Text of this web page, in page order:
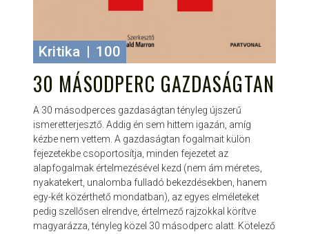
Kritika | 100
30 MÁSODPERC GAZDASÁGTAN
A 30 másodperces gazdaságtan tényleg újszerű
ismeretterjesztő. Addig én sem hittem igazán, amíg
kézbe nem vettem. A gazdaságtan fogalmait külön
fejezetekbe csoportosítja, minden fejezetet az
alapfogalmak értelmezésével kezd (nem ám méretes,
nyakatekert, unalomba fulladó bekezdésekben, hanem
egy-két közérthető mondatban), az egyes elméleteket
pedig szellősen elrendve, értelmező rajzokkal körítve
magyarázza, tényleg közel 30 másodperc alatt. Kötelező